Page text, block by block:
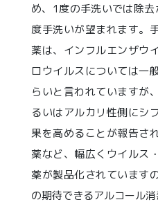
め、1度の手洗いでは除
度手洗いが望まれます。
薬は、インフルエンザウ
ロウイルスについては一
らいと言われていますが
るいはアルカリ性側にシ
果を高めることが報告さ
薬など、幅広くウイルス
薬が製品化されています
の期待できるアルコール消